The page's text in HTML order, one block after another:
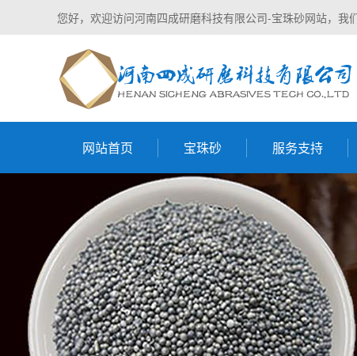
您好，欢迎访问河南四成研磨科技有限公司-宝珠砂网站，我
网站首页 宝珠砂 服务支持